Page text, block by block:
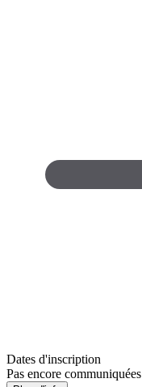
Dates d'inscription
Pas encore communiquées